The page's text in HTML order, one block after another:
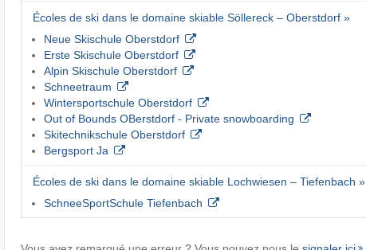
Écoles de ski dans le domaine skiable Söllereck – Oberstdorf »
Neue Skischule Oberstdorf
Erste Skischule Oberstdorf
Alpin Skischule Oberstdorf
Schneetraum
Wintersportschule Oberstdorf
Out of Bounds OBerstdorf - Private snowboarding
Skitechnikschule Oberstdorf
Bergsport Ja
Écoles de ski dans le domaine skiable Lochwiesen – Tiefenbach »
SchneeSportSchule Tiefenbach